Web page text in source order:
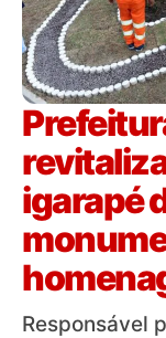
igarapé
Responsável